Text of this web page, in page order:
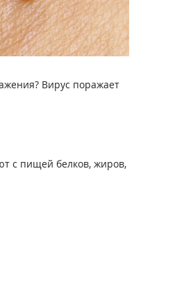
Вирус поражает
с пищей белков, жиров,